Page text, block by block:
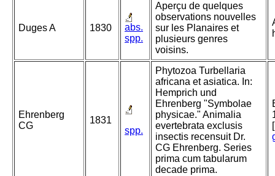
Duges A 1830
abs.
spp.
Aperçu de quelques
observations nouvelles
sur les Planaires et
plusieurs genres
voisins.
Ehrenberg
CG
1831
spp.
Phytozoa Turbellaria
africana et asiatica. In:
Hemprich und
Ehrenberg "Symbolae
physicae." Animalia
evertebrata exclusis
insectis recensuit Dr.
CG Ehrenberg. Series
prima cum tabularum
decade prima.